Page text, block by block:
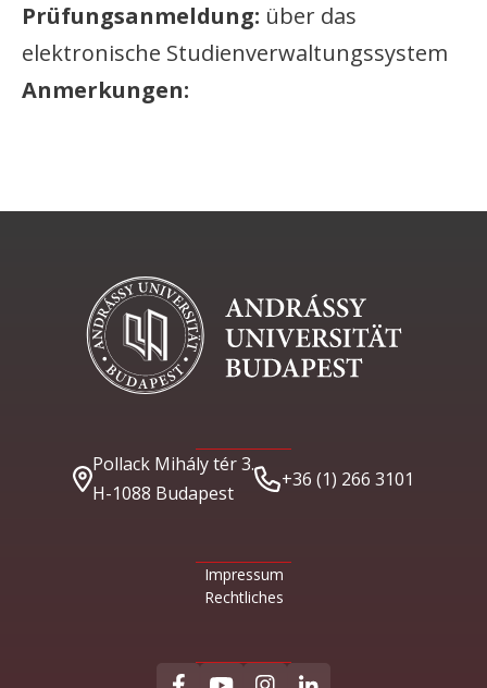
Prüfungsanmeldung: über das
elektronische Studienverwaltungssystem
Anmerkungen:
Pollack Mihály tér 3.
H-1088 Budapest
+36 (1) 266 3101
Impressum
Rechtliches